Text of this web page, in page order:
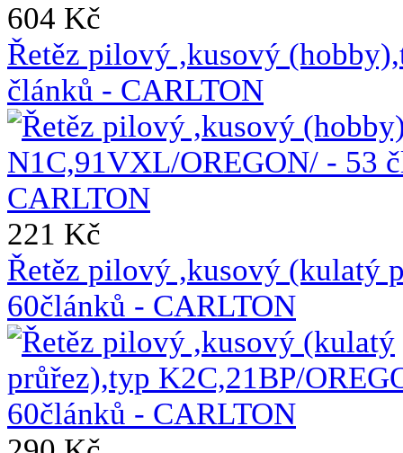
604 Kč
Řetěz pilový ,kusový
článků - CARLTON
221 Kč
Řetěz pilový ,kusový (kulatý
60článků - CARLTON